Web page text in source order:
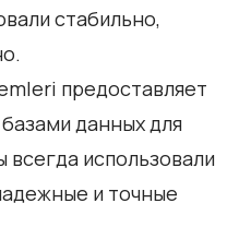
стабильно,
предоставляет
данных для
всегда использовали
и точные